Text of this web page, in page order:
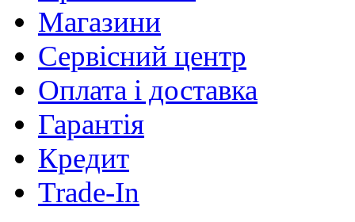
Магазини
Сервісний центр
Оплата і доставка
Гарантія
Кредит
Trade-In